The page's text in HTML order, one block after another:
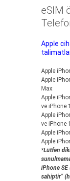
eSIM
Apple
Apple
Apple
Max
Apple
ve iPhone
Apple
ve iPhone
Apple
Apple
*Lütfen
iPhone SE
sahiptir”